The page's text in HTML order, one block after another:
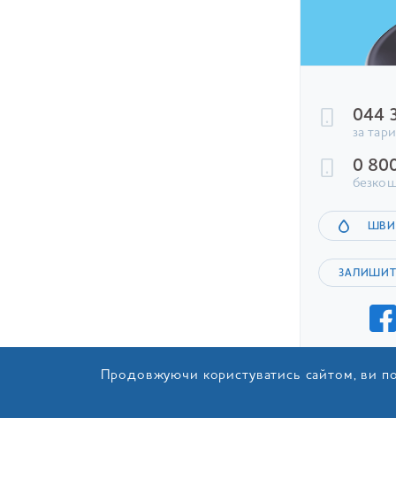
044
за
0
Продовжуючи користуватись сайтом, ви